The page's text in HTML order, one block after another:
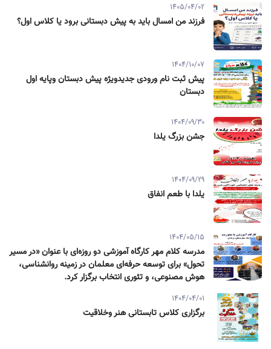
1405/04/02
فرزند من امسال باید به پیش دبستانی برود یا کلاس اول؟
1404/10/07
پیش ثبت نام ورودی جدیدویژه پیش دبستان وپایه اول
دبستان
1404/09/30
جشن بزرگ یلدا
1404/09/29
یلدا با طعم انفاق
1404/05/15
مدرسه کلام مهر کارگاه آموزشی دو روزه‌ای با عنوان «در مسیر
تحول» برای توسعه حرفه‌ای معلمان در زمینه روانشناسی،
هوش مصنوعی، و تئوری انتخاب برگزار کرد.
1404/04/01
برگزاری کلاس تابستانی هنر وخلاقیت